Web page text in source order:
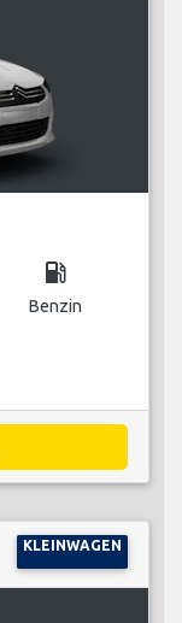
local_gas_station
Benzin
KLEINWAGEN